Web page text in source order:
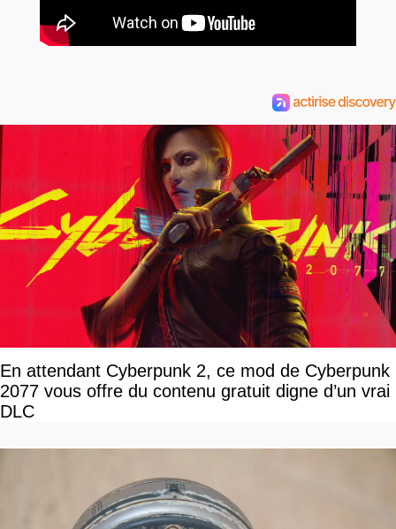
En attendant Cyberpunk 2, ce mod de Cyberpunk
2077 vous offre du contenu gratuit digne d’un vrai
DLC